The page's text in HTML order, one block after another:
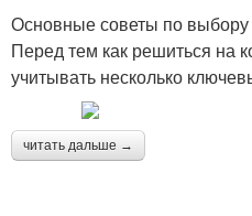
Основные советы по выбору
Перед тем как решиться на
учитывать несколько
читать дальше →